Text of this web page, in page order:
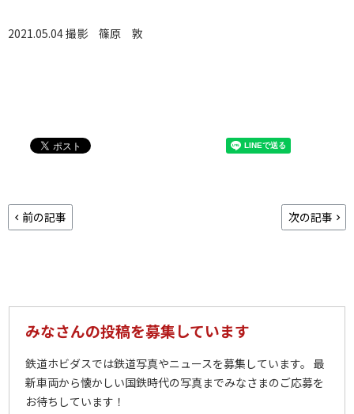
2021.05.04 撮影 篠原 敦
前の記事 次の記事
みなさんの投稿を募集しています
鉄道ホビダスでは鉄道写真やニュースを募集しています。 最
新車両から懐かしい国鉄時代の写真までみなさまのご応募を
お待ちしています！